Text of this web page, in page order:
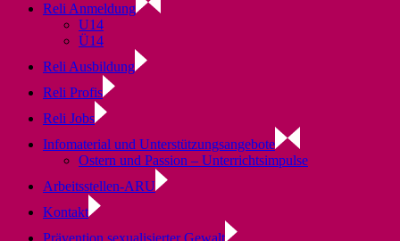
Reli Anmeldung
U14
Ü14
Reli Ausbildung
Reli Profis
Reli Jobs
Infomaterial und Unterstützungsangebote
Ostern und Passion – Unterrichtsimpulse
Arbeitsstellen-ARU
Kontakt
Prävention sexualisierter Gewalt